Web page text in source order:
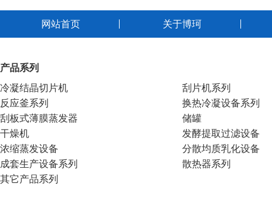
网站首页 关于博珂
产品系列
冷凝结晶切片机
刮片机系列
反应釜系列
换热冷凝设备系列
刮板式薄膜蒸发器
储罐
干燥机
发酵提取过滤设备
浓缩蒸发设备
分散均质乳化设备
成套生产设备系列
散热器系列
其它产品系列